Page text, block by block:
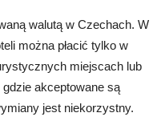
walutą w Czechach. W
można płacić tylko w
miejscach lub
akceptowane są
jest niekorzystny.